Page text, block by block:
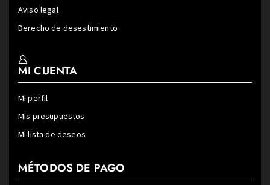
Aviso legal
Derecho de desestimiento
MI CUENTA
Mi perfil
Mis presupuestos
Mi lista de deseos
MÉTODOS DE PAGO